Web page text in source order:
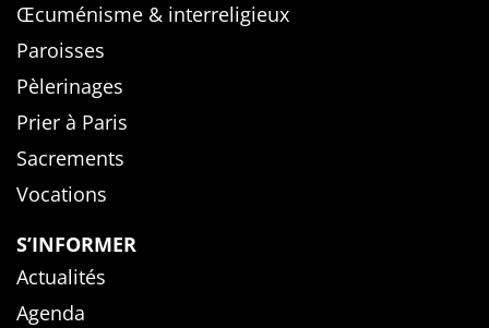
Œcuménisme & interreligieux
Paroisses
Pèlerinages
Prier à Paris
Sacrements
Vocations
S’INFORMER
Actualités
Agenda